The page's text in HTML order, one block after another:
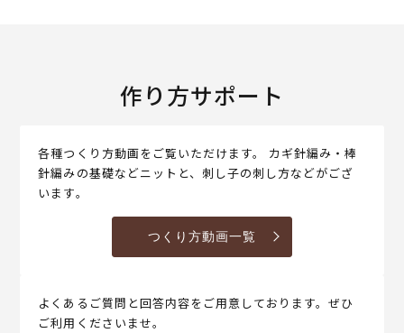
作り方サポート
各種つくり方動画をご覧いただけます。 カギ針編み・棒
針編みの基礎などニットと、刺し子の刺し方などがござ
います。
つくり方動画一覧
よくあるご質問と回答内容をご用意しております。ぜひ
ご利用くださいませ。